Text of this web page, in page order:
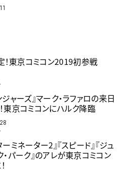
！東京コミコン2019初参戦
ジャーズ』マーク・ラファロの来日
東京コミコンにハルク降臨
ミネーター2』『スピード』『ジュ
・パーク』のアレが東京コミコン